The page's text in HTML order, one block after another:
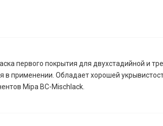
первого покрытия для двухстадийной и
в применении. Обладает хорошей
Mipa BC-Mischlack.